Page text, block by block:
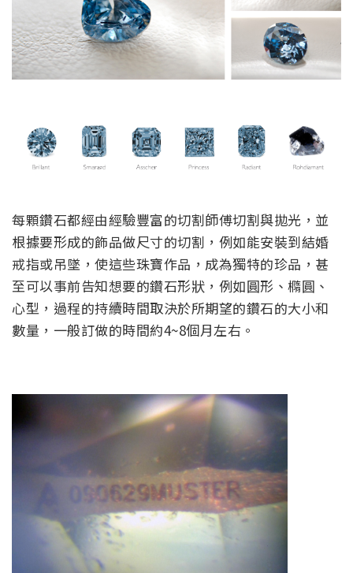
每顆鑽石都經由經驗豐富的切割師傅切割與拋光，並
根據要形成的飾品做尺寸的切割，例如能安裝到結婚
戒指或吊墜，使這些珠寶作品，成為獨特的珍品，甚
至可以事前告知想要的鑽石形狀，例如圓形、橢圓、
心型，過程的持續時間取決於所期望的鑽石的大小和
數量，一般訂做的時間約4~8個月左右。